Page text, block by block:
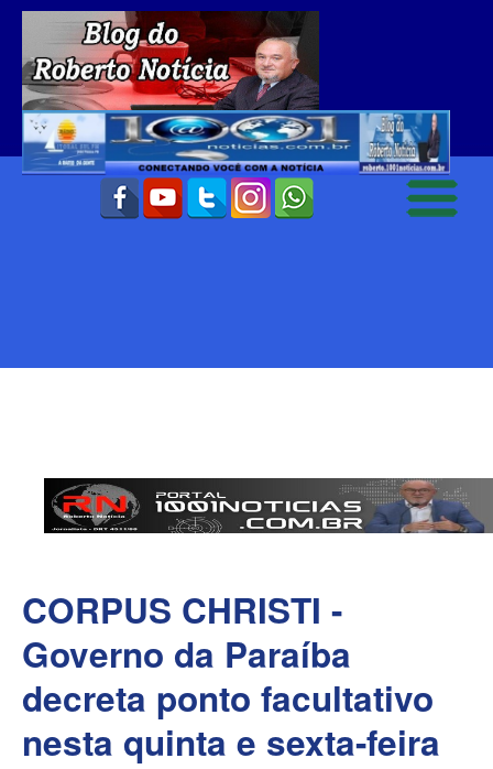
CORPUS CHRISTI -
Governo da Paraíba
decreta ponto facultativo
nesta quinta e sexta-feira